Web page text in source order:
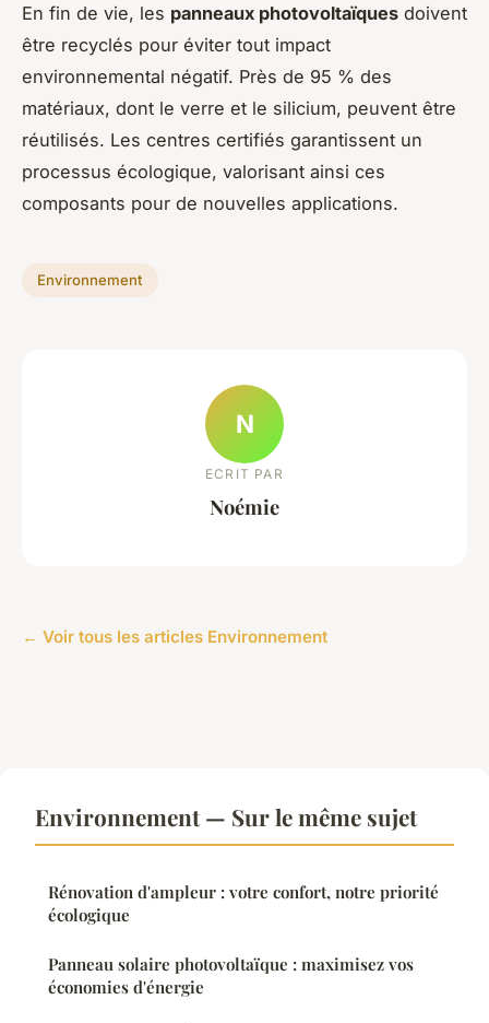
En fin de vie, les panneaux photovoltaïques doivent
être recyclés pour éviter tout impact
environnemental négatif. Près de 95 % des
matériaux, dont le verre et le silicium, peuvent être
réutilisés. Les centres certifiés garantissent un
processus écologique, valorisant ainsi ces
composants pour de nouvelles applications.
Environnement
N
ECRIT PAR
Noémie
← Voir tous les articles Environnement
Environnement — Sur le même sujet
Rénovation d'ampleur : votre confort, notre priorité
écologique
Panneau solaire photovoltaïque : maximisez vos
économies d'énergie